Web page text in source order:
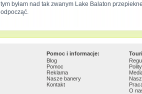
tym byłam nad tak zwanym Lake Balaton
odpocząć.
Pomoc i informacje:
Blog
Pomoc
Reklama
Nasze banery
Kontakt
O